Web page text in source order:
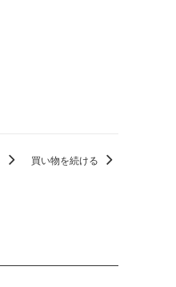
買い物を続ける